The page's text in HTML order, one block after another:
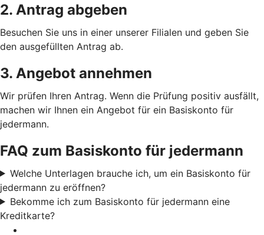
2. Antrag abgeben
Besuchen Sie uns in einer unserer Filialen und geben Sie
den ausgefüllten Antrag ab.
3. Angebot annehmen
Wir prüfen Ihren Antrag. Wenn die Prüfung positiv ausfällt,
machen wir Ihnen ein Angebot für ein Basiskonto für
jedermann.
FAQ zum Basiskonto für jedermann
Welche Unterlagen brauche ich, um ein Basiskonto für
jedermann zu eröffnen?
Bekomme ich zum Basiskonto für jedermann eine
Kreditkarte?